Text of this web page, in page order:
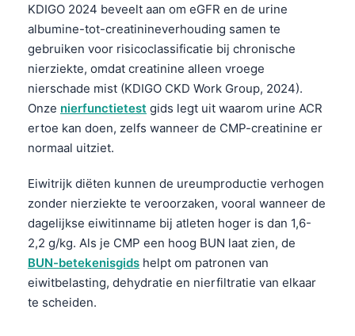
KDIGO 2024 beveelt aan om eGFR en de urine
albumine-tot-creatinineverhouding samen te
gebruiken voor risicoclassificatie bij chronische
nierziekte, omdat creatinine alleen vroege
nierschade mist (KDIGO CKD Work Group, 2024).
Onze nierfunctietest gids legt uit waarom urine ACR
ertoe kan doen, zelfs wanneer de CMP-creatinine er
normaal uitziet.
Eiwitrijk diëten kunnen de ureumproductie verhogen
zonder nierziekte te veroorzaken, vooral wanneer de
dagelijkse eiwitinname bij atleten hoger is dan 1,6-
2,2 g/kg. Als je CMP een hoog BUN laat zien, de
BUN-betekenisgids helpt om patronen van
eiwitbelasting, dehydratie en nierfiltratie van elkaar
te scheiden.
አማርኛ
Українська
O‘zbekcha
Català
Қазақ тілі
Hrvatski
Slovenčina
پښتو
සිංහල